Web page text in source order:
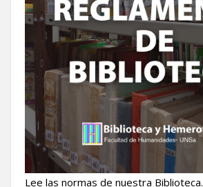
Lee las normas de nuestra Biblioteca.